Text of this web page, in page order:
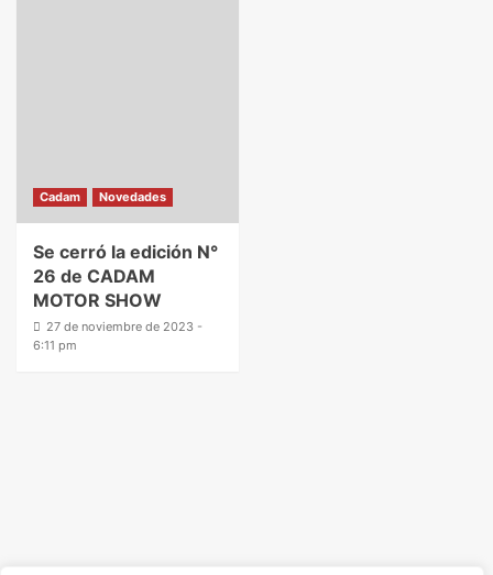
Cadam Novedades
Se cerró la edición N°
26 de CADAM
MOTOR SHOW
27 de noviembre de 2023 -
6:11 pm